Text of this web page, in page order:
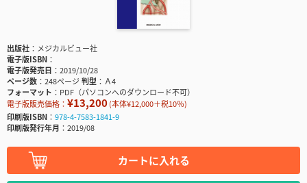
出版社
メジカルビュー社
電子版ISBN
電子版発売日
2019/10/28
ページ数
248ページ判型
Ａ4
フォーマット
PDF（パソコンへのダウンロード不可）
電子版販売価格： ¥13,200(本体¥12,000＋税10％)
印刷版ISBN
978-4-7583-1841-9
印刷版発行年月
2019/08
カートに入れる